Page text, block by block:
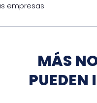
empresas
MÁS
PUEDEN